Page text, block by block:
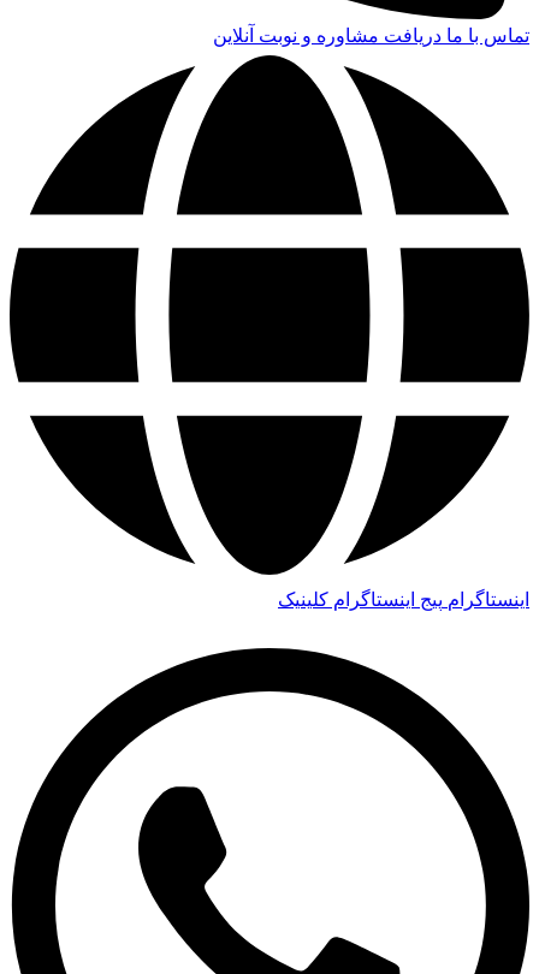
تماس با ما دریافت مشاوره و نوبت آنلاین
اینستاگرام پیج اینستاگرام کلینیک